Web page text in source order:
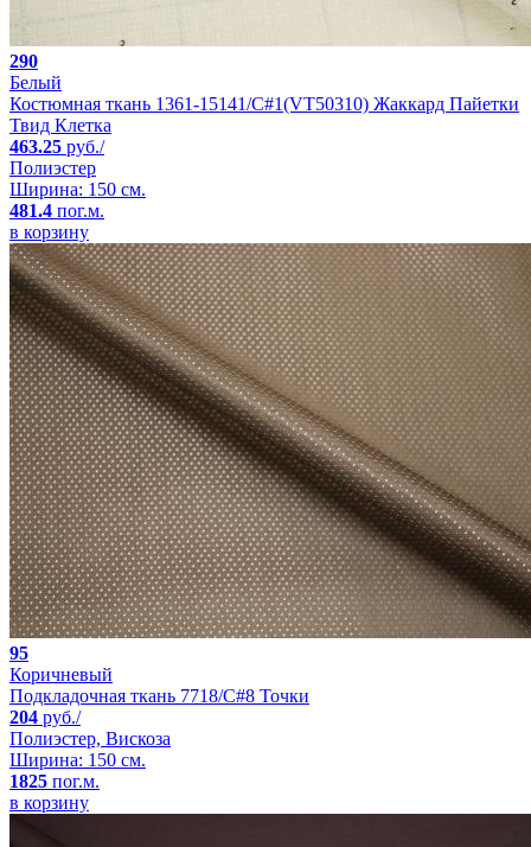
290
Белый
Костюмная ткань 1361-15141/C#1(VT50310) Жаккард Пайетки
Твид Клетка
463.25 руб./
Полиэстер
Ширина: 150 см.
481.4 пог.м.
в корзину
95
Коричневый
Подкладочная ткань 7718/C#8 Точки
204 руб./
Полиэстер, Вискоза
Ширина: 150 см.
1825 пог.м.
в корзину